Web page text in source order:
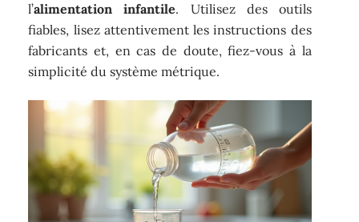
l’alimentation infantile. Utilisez des outils
fiables, lisez attentivement les instructions des
fabricants et, en cas de doute, fiez-vous à la
simplicité du système métrique.